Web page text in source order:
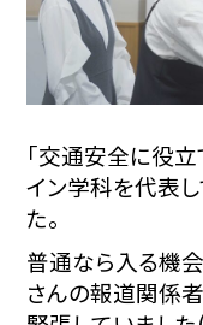
「交通安全に役立
イン学科を代表
た。
普通なら入る機
さんの報道関係